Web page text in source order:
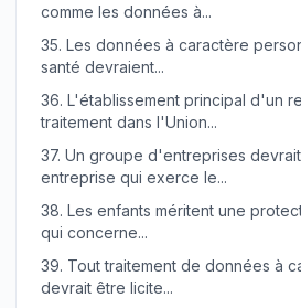
comme les données à...
35. Les données à caractère
santé devraient...
36. L'établissement principal d'un
traitement dans l'Union...
37. Un groupe d'entreprises
entreprise qui exerce le...
38. Les enfants méritent une
qui concerne...
39. Tout traitement de données à
devrait être licite...